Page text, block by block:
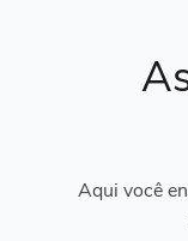
Aqui você